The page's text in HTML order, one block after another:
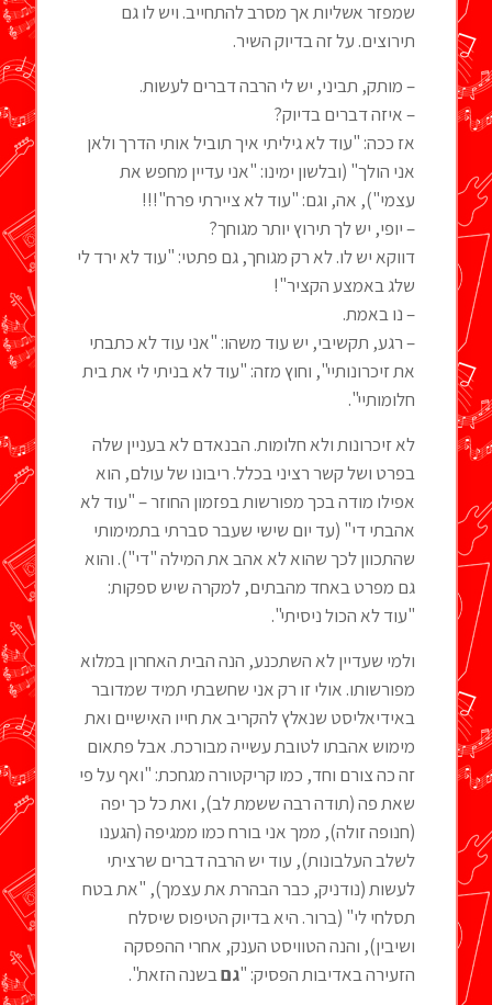
שמפזר אשליות אך מסרב להתחייב. ויש לו גם
תירוצים. על זה בדיוק השיר.
– מותק, תביני, יש לי הרבה דברים לעשות.
– איזה דברים בדיוק?
אז ככה: "עוד לא גיליתי איך תוביל אותי הדרך ולאן
אני הולך" (ובלשון ימינו: "אני עדיין מחפש את
עצמי"), אה, וגם: "עוד לא ציירתי פרח"!!!
– יופי, יש לך תירוץ יותר מגוחך?
דווקא יש לו. לא רק מגוחך, גם פתטי: "עוד לא ירד לי
שלג באמצע הקציר"!
– נו באמת.
– רגע, תקשיבי, יש עוד משהו: "אני עוד לא כתבתי
את זיכרונותיי", וחוץ מזה: "עוד לא בניתי לי את בית
חלומותיי".
לא זיכרונות ולא חלומות. הבנאדם לא בעניין שלה
בפרט ושל קשר רציני בכלל. ריבונו של עולם, הוא
אפילו מודה בכך מפורשות בפזמון החוזר – "עוד לא
אהבתי די" (עד יום שישי שעבר סברתי בתמימותי
שהתכוון לכך שהוא לא אהב את המילה "די"). והוא
גם מפרט באחד מהבתים, למקרה שיש ספקות:
"עוד לא הכול ניסיתי".
ולמי שעדיין לא השתכנע, הנה הבית האחרון במלוא
מפורשותו. אולי זו רק אני שחשבתי תמיד שמדובר
באידיאליסט שנאלץ להקריב את חייו האישיים ואת
מימוש אהבתו לטובת עשייה מבורכת. אבל פתאום
זה כה צורם וחד, כמו קריקטורה מגחכת: "ואף על פי
שאת פה (תודה רבה ששמת לב), ואת כל כך יפה
(חנופה זולה), ממך אני בורח כמו ממגיפה (הגענו
לשלב העלבונות), עוד יש הרבה דברים שרציתי
לעשות (נודניק, כבר הבהרת את עצמך), "את בטח
תסלחי לי" (ברור. היא בדיוק הטיפוס שיסלח
ושיבין), והנה הטוויסט הענק, אחרי ההפסקה
הזעירה באדיבות הפסיק: "גםבשנה הזאת".